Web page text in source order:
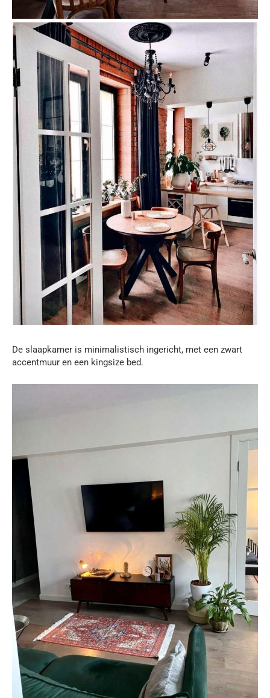
De slaapkamer is minimalistisch ingericht, met een zwart
accentmuur en een kingsize bed.